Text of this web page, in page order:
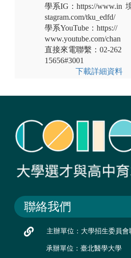
學系IG：https://www.in
stagram.com/tku_edfd/
學系YouTube：https://
www.youtube.com/chan
直接來電聯繫：02-262
15656#3001
下載詳細資料
聯絡我們
主辦單位：大學招生委員會
承辦單位：臺北醫學大學